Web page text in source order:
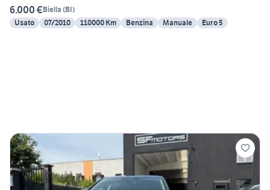
6.000 €Biella (BI)
Usato
07/2010 110000 Km Benzina Manuale Euro 5